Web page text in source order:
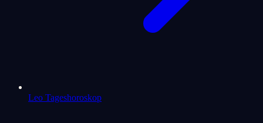
Leo Tageshoroskop